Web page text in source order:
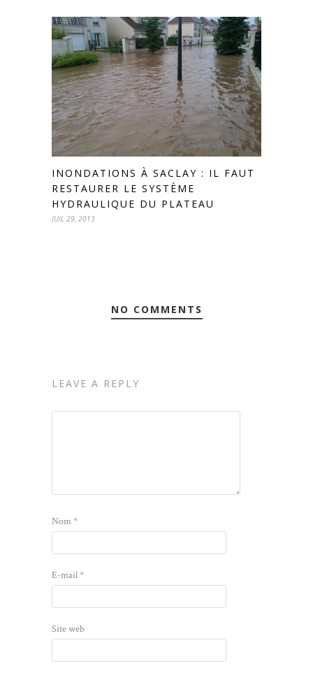
INONDATIONS À SACLAY : IL FAUT
RESTAURER LE SYSTÈME
HYDRAULIQUE DU PLATEAU
JUIL 29, 2013
NO COMMENTS
LEAVE A REPLY
Nom*
E-mail*
Site web